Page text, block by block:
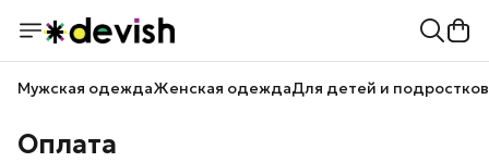
Мужская одеждаЖенская одеждаДля детей и подростков
Оплата